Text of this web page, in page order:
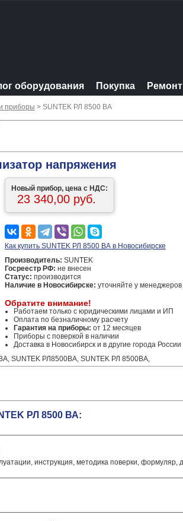
оборудования Покупка Ремонт
приборы > SUNTEK РЛ 8500 ВА
напряжения
Новый прибор, цена с НДС:
23 340,00 руб.
Как купить SUNTEK РЛ 8500 ВА в Новосибирске
Производитель: SUNTEK
Госреестр РФ: не внесен
Статус: производится
Наличие в Новосибирске: уточняйте у менеджеров
Обратите внимание!
Работаем только с юридическими лицами и ИП
Оплата по безналичному расчету
Гарантия на приборы: от 12 месяцев
Приборы с поверкой в наличии
Доставка в Новосибирск и в другие города России
SUNTEK РЛ8500ВА, SUNTEK РЛ 8500ВА,
РЛ 8500 ВА:
инструкция, методика поверки, формуляр,